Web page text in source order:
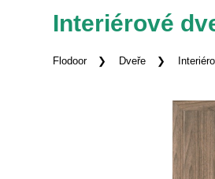
Interiérové
Flodoor Dveře